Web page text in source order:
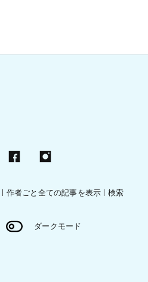
作者ごと全ての記事を表示 検索
ダークモード